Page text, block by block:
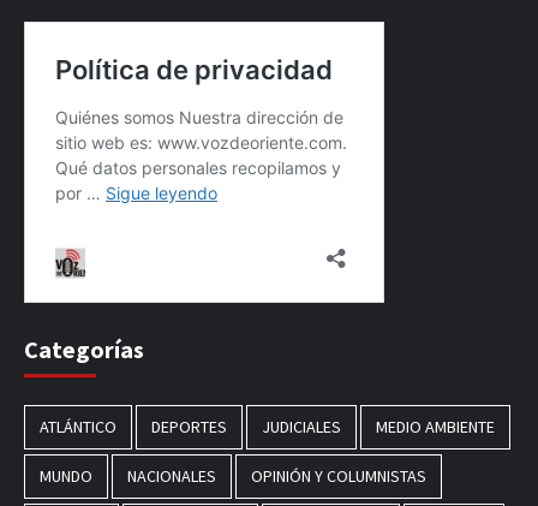
Categorías
ATLÁNTICO DEPORTES JUDICIALES MEDIO AMBIENTE
MUNDO NACIONALES OPINIÓN Y COLUMNISTAS